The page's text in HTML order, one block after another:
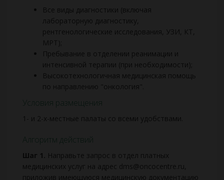
Все виды диагностики (включая
лабораторную диагностику,
рентгенологические исследования, УЗИ, КТ,
МРТ);
Пребывание в отделении реанимации и
интенсивной терапии (при необходимости);
Высокотехнологичная медицинская помощь
по направлению "онкология".
Условия размещения
1- и 2-х-местные палаты со всеми удобствами.
Алгоритм действий
Шаг 1. Направьте запрос в отдел платных
медицинских услуг на адрес dms@oncocentre.ru,
приложив имеющуюся медицинскую документацию